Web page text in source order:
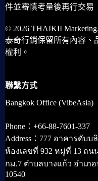
件並審慎考量後再行交易
© 2026 THAIKII
泰奇行銷保留所有內容、
權利。
聯繫方式
Bangkok Office (VibeAsia)
Phone：+66-88-7601-337
Address：777 อาคารดับบ
ห้องเลขที่ 932 หมู่ที่ 13 ถ
กม.7 ตำบลบางแก้ว อำเภ
10540